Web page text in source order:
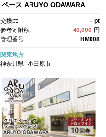
ペース ARUYO ODAWARA
交換pt: - pt
参考寄附額:
40,000 円
管理番号:
HM008
関東地方
神奈川県 小田原市